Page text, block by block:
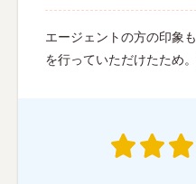
エージェントの方の印象
を行っていただけたため